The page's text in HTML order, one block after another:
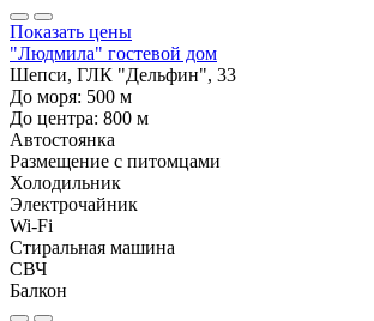
Показать цены
"Людмила" гостевой дом
Шепси, ГЛК "Дельфин", 33
До моря: 500 м
До центра: 800 м
Автостоянка
Размещение с питомцами
Холодильник
Электрочайник
Wi-Fi
Стиральная машина
СВЧ
Балкон